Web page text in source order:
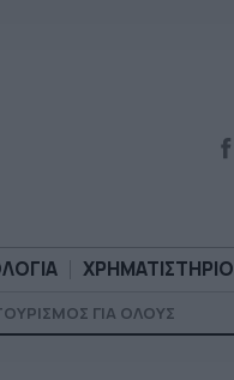
ΧΡΗΜΑΤΙΣΤΗΡΙΟ
ΓΙΑ ΟΛΟΥΣ